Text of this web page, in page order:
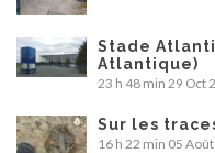
Stade
Atlantique)
23 h 48 min 29 Oct
Sur les
16 h 22 min 05